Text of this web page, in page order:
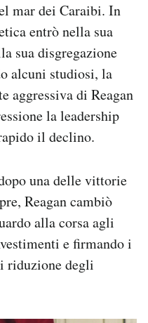
mar dei Caraibi. In
entrò nella sua
sua disgregazione
alcuni studiosi, la
aggressiva di Reagan
la leadership
il declino.
una delle vittorie
Reagan cambiò
alla corsa agli
e firmando i
riduzione degli